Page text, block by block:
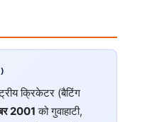
क्रिकेटर (बैटिंग
2001 को गुवाहाटी,